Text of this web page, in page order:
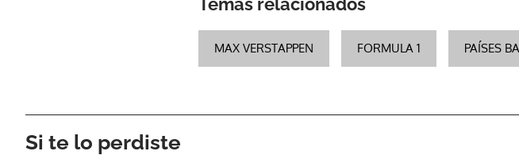
MAX VERSTAPPEN FORMULA 1 PAÍSES
Si te lo perdiste